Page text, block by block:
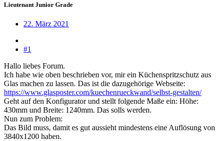
Lieutenant Junior Grade
22. März 2021
#1
Hallo liebes Forum.
Ich habe wie oben beschrieben vor, mir ein Küchenspritzschutz aus
Glas machen zu lassen. Das ist die dazugehörige Webseite:
https://www.glasposter.com/kuechenrueckwand/selbst-gestalten/
Geht auf den Konfigurator und stellt folgende Maße ein: Höhe:
430mm und Breite: 1240mm. Das solls werden.
Nun zum Problem:
Das Bild muss, damit es gut aussieht mindestens eine Auflösung von
3840x1200 haben.